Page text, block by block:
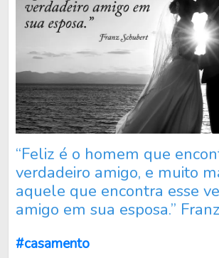
“Feliz é o homem que
verdadeiro amigo, e muito
aquele que encontra esse
amigo em sua esposa.”
#casamento